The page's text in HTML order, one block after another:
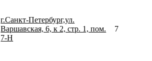
г.Санкт-Петербург,ул.
Варшавская, 6, к 2, стр. 1, пом.
7-Н